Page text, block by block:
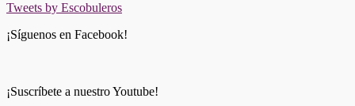
Tweets by Escobuleros
¡Síguenos en Facebook!
¡Suscríbete a nuestro Youtube!